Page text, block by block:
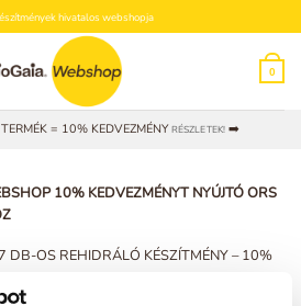
hivatalos webshopja
0
= 10% KEDVEZMÉNYRÉSZLETEK! ➡️
10% KEDVEZMÉNYT NYÚJTÓ ORS
DB-OS REHIDRÁLÓ KÉSZÍTMÉNY – 10%